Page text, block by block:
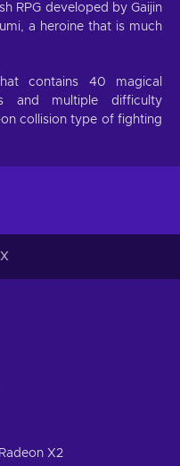
RPG developed by Gaijin
a heroine that is much
contains 40 magical
and multiple difficulty
collision type of fighting
X2